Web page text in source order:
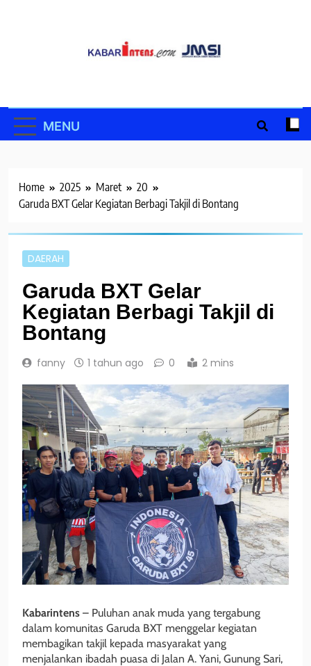
MENU
Home 2025 Maret
20
Garuda BXT Gelar Kegiatan Berbagi Takjil di Bontang
DAERAH
Garuda BXT Gelar
Kegiatan Berbagi Takjil di
Bontang
fanny 1 tahun ago 0 2 mins
Kabarintens – Puluhan anak muda yang tergabung
dalam komunitas Garuda BXT menggelar kegiatan
membagikan takjil kepada masyarakat yang
menjalankan ibadah puasa di Jalan A. Yani, Gunung Sari,